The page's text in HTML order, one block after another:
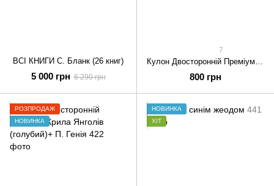
ВСІ КНИГИ С. Бланк (26 книг)
5 000 грн 6 290 грн
7
800 грн
РОЗПРОДАЖ
НОВИНКА
НОВИНКА
ХІТ